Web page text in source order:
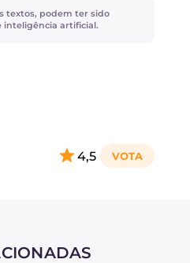
textos, podem ter sido
inteligência artificial.
4,5